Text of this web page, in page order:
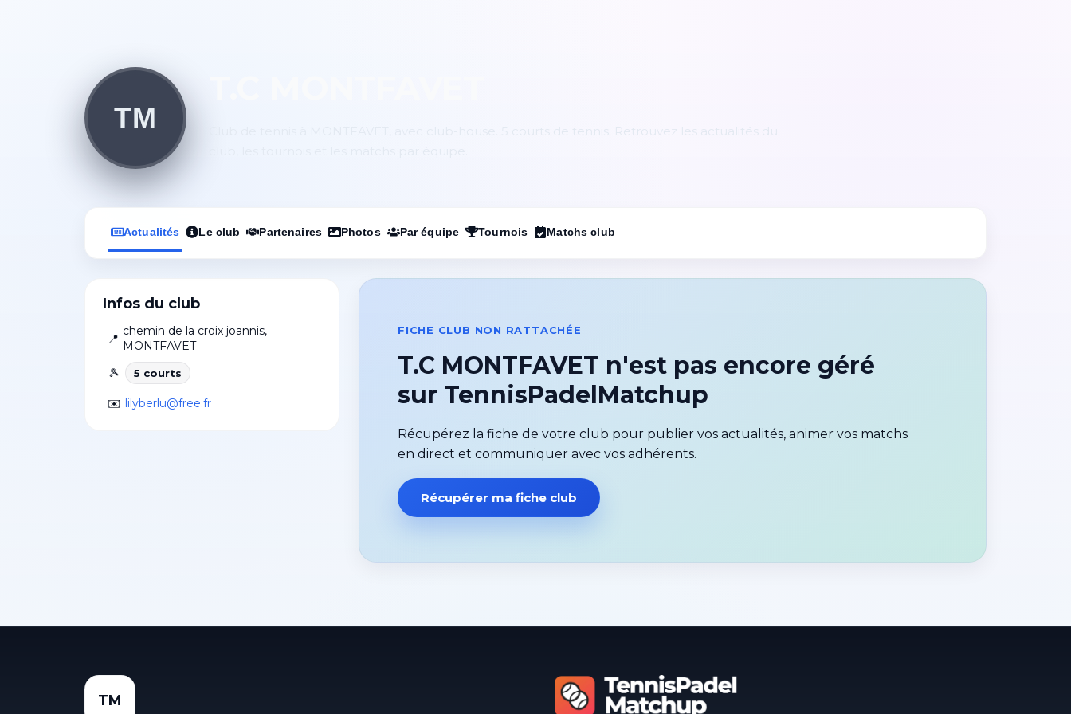
TM
Actualités Le club Partenaires Photos Par équipe Tournois Matchs club
Infos du club
📍
chemin de la croix joannis,
MONTFAVET
🎾
5 courts
✉️ lilyberlu@free.fr
FICHE CLUB NON RATTACHÉE
T.C MONTFAVET n'est pas encore géré
sur TennisPadelMatchup
Récupérez la fiche de votre club pour publier vos actualités, animer vos matchs
en direct et communiquer avec vos adhérents.
Récupérer ma fiche club
TM